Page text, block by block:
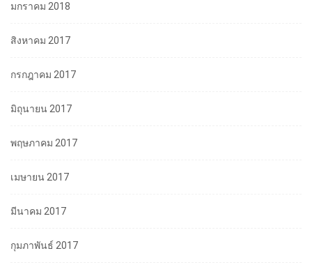
มกราคม 2018
สิงหาคม 2017
กรกฎาคม 2017
มิถุนายน 2017
พฤษภาคม 2017
เมษายน 2017
มีนาคม 2017
กุมภาพันธ์ 2017